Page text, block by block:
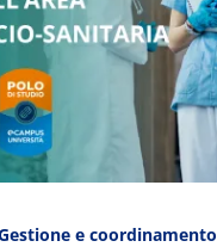
e coordinamento